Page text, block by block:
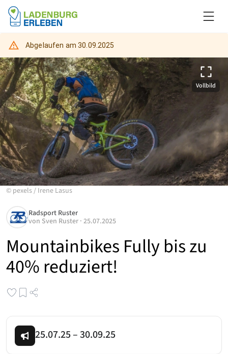
Abgelaufen am30.09.2025
Vollbild
© pexels/ Irene Lasus
Mountainbikes Fully bis zu
40% reduziert!
Radsport Ruster
von Sven Ruster · 25.07.2025
25.07.25–30.09.25